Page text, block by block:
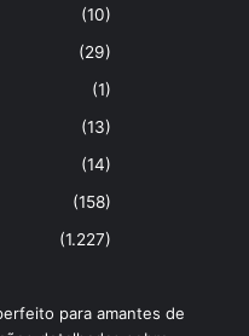
(10)
(29)
(1)
(13)
(14)
(158)
(1.227)
para amantes de